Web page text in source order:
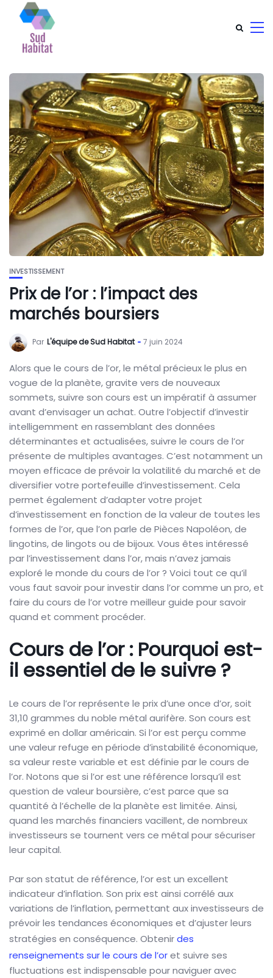
INVESTISSEMENT
Prix de l’or : l’impact des
marchés boursiers
Par L'équipe de Sud Habitat 7 juin 2024
Alors que le cours de l’or, le métal précieux le plus en
vogue de la planète, gravite vers de nouveaux
sommets, suivre son cours est un impératif à assumer
avant d’envisager un achat. Outre l’objectif d’investir
intelligemment en rassemblant des données
déterminantes et actualisées, suivre le cours de l’or
présente de multiples avantages. C’est notamment un
moyen efficace de prévoir la volatilité du marché et de
diversifier votre portefeuille d’investissement. Cela
permet également d’adapter votre projet
d’investissement en fonction de la valeur de toutes les
formes de l’or, que l’on parle de Pièces Napoléon, de
lingotins, de lingots ou de bijoux. Vous êtes intéressé
par l’investissement dans l’or, mais n’avez jamais
exploré le monde du cours de l’or ? Voici tout ce qu’il
vous faut savoir pour investir dans l’or comme un pro, et
faire du cours de l’or votre meilleur guide pour savoir
quand et comment procéder.
Cours de l’or : Pourquoi est-
il essentiel de le suivre ?
Le cours de l’or représente le prix d’une once d’or, soit
31,10 grammes du noble métal aurifère. Son cours est
exprimé en dollar américain. Si l’or est perçu comme
une valeur refuge en période d’instabilité économique,
sa valeur reste variable et est définie par le cours de
l’or. Notons que si l’or est une référence lorsqu’il est
question de valeur boursière, c’est parce que sa
quantité à l’échelle de la planète est limitée. Ainsi,
quand les marchés financiers vacillent, de nombreux
investisseurs se tournent vers ce métal pour sécuriser
leur capital.
Par son statut de référence, l’or est un excellent
indicateur d’inflation. Son prix est ainsi corrélé aux
variations de l’inflation, permettant aux investisseurs de
prévoir les tendances économiques et d’ajuster leurs
stratégies en conséquence. Obtenirdes
renseignements sur le cours de l’oret suivre ses
fluctuations est indispensable pour naviguer avec